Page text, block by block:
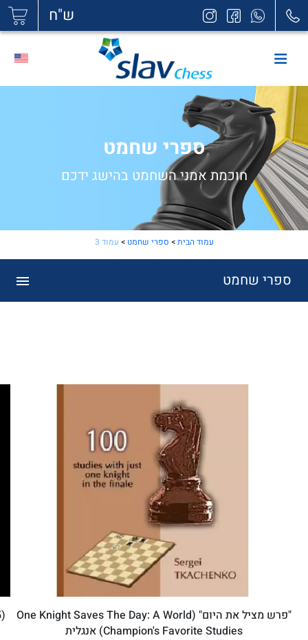
| ש"ח
ספרי שחמט
חוכמת אמני השחמט בהישג ידכם
עמוד הבית> ספרי שחמט > עמוד 3
ספרי שחמט
"פרש מציל את היום" (One Knight Saves The Day: A World
Champion's Favorite Studies) אנגלית